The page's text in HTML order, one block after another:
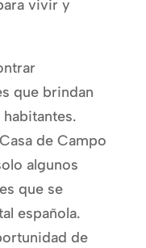
vivir y
que brindan
de Campo
algunos
que se
española.
de